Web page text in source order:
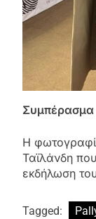
Συμπέρασμα
Η
Ταϊλάνδη
εκδήλωση
Tagged: